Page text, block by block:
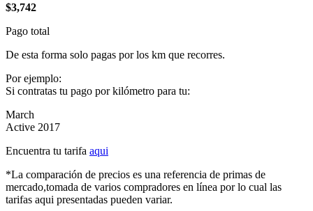
$3,742
Pago total
De esta forma solo pagas por los km que recorres.
Por ejemplo:
Si contratas tu pago por kilómetro para tu:
March
Active 2017
Encuentra tu tarifa aqui
*La comparación de precios es una referencia de primas de
mercado,tomada de varios compradores en línea por lo cual las
tarifas aqui presentadas pueden variar.